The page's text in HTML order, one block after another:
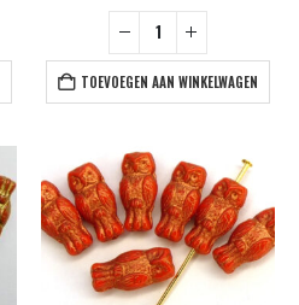
TOEVOEGEN AAN WINKELWAGEN